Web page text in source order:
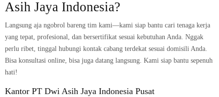
Asih Jaya Indonesia?
Langsung aja ngobrol bareng tim kami—kami siap bantu cari tenaga kerja
yang tepat, profesional, dan bersertifikat sesuai kebutuhan Anda. Nggak
perlu ribet, tinggal hubungi kontak cabang terdekat sesuai domisili Anda.
Bisa konsultasi online, bisa juga datang langsung. Kami siap bantu sepenuh
hati!
Kantor PT Dwi Asih Jaya Indonesia Pusat